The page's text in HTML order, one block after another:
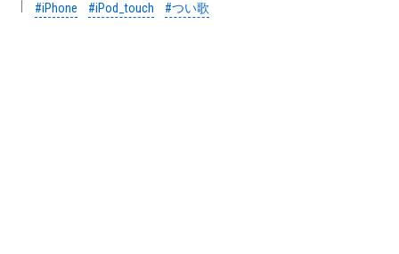
#iPhone
#iPod_touch #つい歌